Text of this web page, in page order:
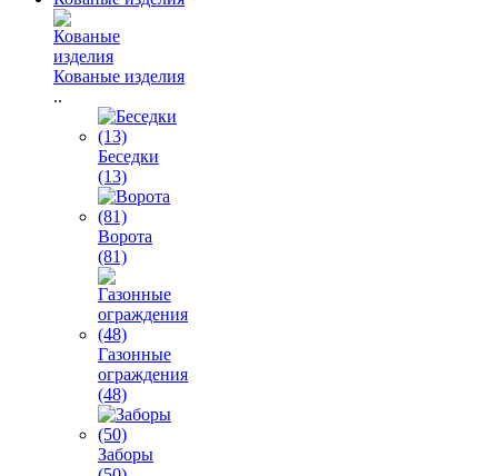
Кованые изделия
..
Беседки
(13)
Ворота
(81)
Газонные
ограждения
(48)
Заборы